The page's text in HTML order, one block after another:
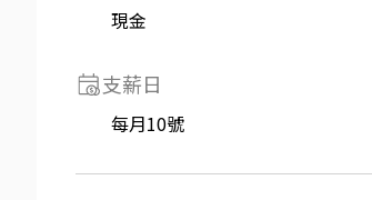
現金
支薪日
每月10號